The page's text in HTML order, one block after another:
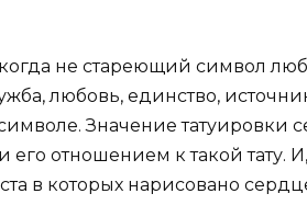
не стареющий символ
любовь, единство,
Значение татуировки
отношением к такой тату.
в которых нарисовано